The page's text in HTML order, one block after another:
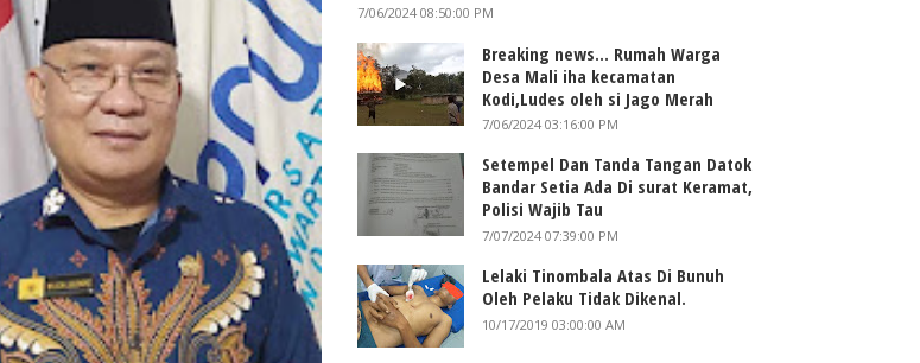
7/06/2024 08:50:00 PM
Breaking news... Rumah Warga
Desa Mali iha kecamatan
Kodi,Ludes oleh si Jago Merah
7/06/2024 03:16:00 PM
Setempel Dan Tanda Tangan Datok
Bandar Setia Ada Di surat Keramat,
Polisi Wajib Tau
7/07/2024 07:39:00 PM
Lelaki Tinombala Atas Di Bunuh
Oleh Pelaku Tidak Dikenal.
10/17/2019 03:00:00 AM